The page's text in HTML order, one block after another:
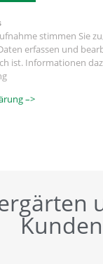
stimmen Sie
erfassen und
ist. Informationen
–>
Kunden